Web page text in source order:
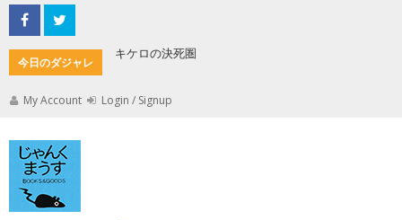
Skip
to
content
今日のダジャレ
キケロの決死圏
My Account Login / Signup